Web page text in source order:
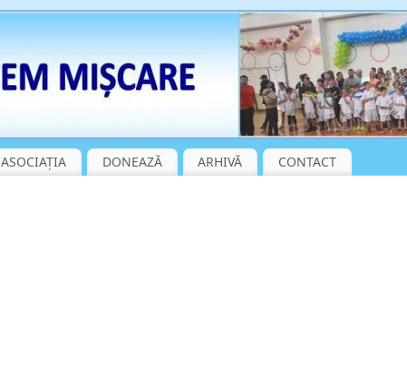
ASOCIAȚIA DONEAZĂ ARHIVĂ CONTACT